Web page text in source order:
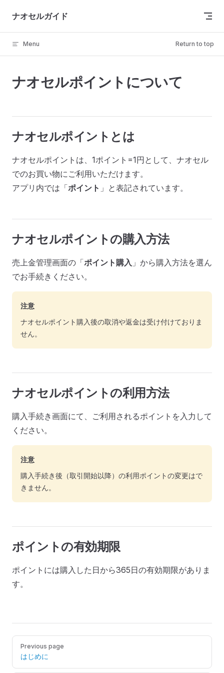
Skip to content
ナオセルガイド
Menu Return to top
ナオセルポイントについて
ナオセルポイントとは
ナオセルポイントは、1ポイント=1円として、ナオセル
でのお買い物にご利用いただけます。
アプリ内では「ポイント 」と表記されています。
ナオセルポイントの購入方法
売上金管理画面の「ポイント購入 」から購入方法を選ん
でお手続きください。
注意
ナオセルポイント購入後の取消や返金は受け付けておりま
せん。
ナオセルポイントの利用方法
購入手続き画面にて、ご利用されるポイントを入力して
ください。
注意
購入手続き後（取引開始以降）の利用ポイントの変更はで
きません。
ポイントの有効期限
ポイントには購入した日から365日の有効期限がありま
す。
Pager
Previous page
はじめに